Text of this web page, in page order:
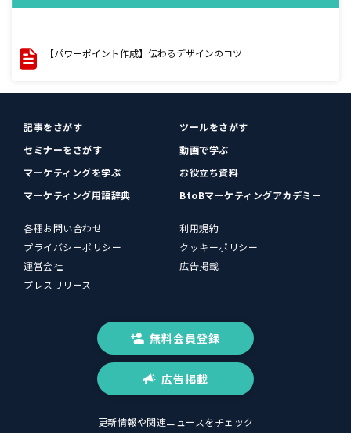
【パワーポイント作成】伝わるデザインのコツ
記事をさがす
ツールをさがす
セミナーをさがす
動画で学ぶ
マーケティングを学ぶ
お役立ち資料
マーケティング用語辞典
BtoBマーケティングアカデミー
各種お問い合わせ
利用規約
プライバシーポリシー
クッキーポリシー
運営会社
広告掲載
プレスリリース
無料会員登録
広告掲載
更新情報や関連ニュースをチェック